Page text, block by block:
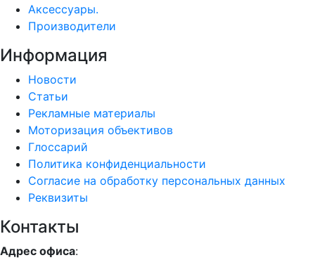
Аксессуары.
Производители
Информация
Новости
Статьи
Рекламные материалы
Моторизация объективов
Глоссарий
Политика конфиденциальности
Согласие на обработку персональных данных
Реквизиты
Контакты
Адрес офиса: